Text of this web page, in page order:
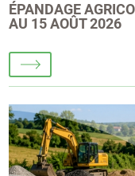
ÉPANDAGE
AU 15 AOÛT 2026